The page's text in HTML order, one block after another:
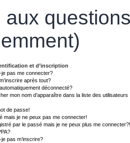
aux
et d’inscription
je pas me connecter?
après tout?
déconnecté?
mon nom d’apparaître dans la liste des utilisateurs
de passe!
mais je ne peux pas me connecter!
par le passé mais je ne peux plus me connecter?!
pas m’inscrire?